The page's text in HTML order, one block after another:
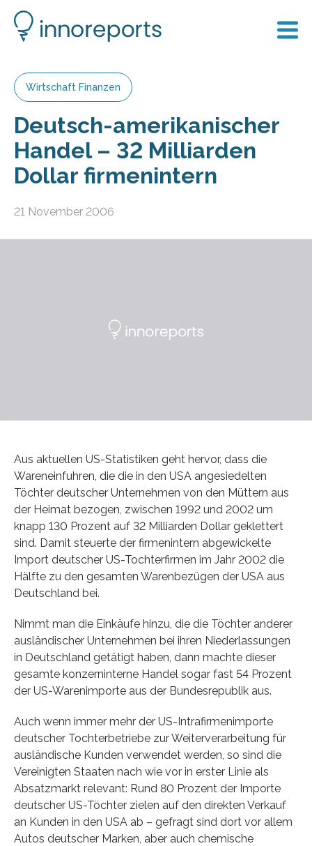
Wirtschaft Finanzen
Deutsch-amerikanischer
Handel – 32 Milliarden
Dollar firmenintern
21 November 2006
Aus aktuellen US-Statistiken geht hervor, dass die
Wareneinfuhren, die die in den USA angesiedelten
Töchter deutscher Unternehmen von den Müttern aus
der Heimat bezogen, zwischen 1992 und 2002 um
knapp 130 Prozent auf 32 Milliarden Dollar geklettert
sind. Damit steuerte der firmenintern abgewickelte
Import deutscher US-Tochterfirmen im Jahr 2002 die
Hälfte zu den gesamten Warenbezügen der USA aus
Deutschland bei.
Nimmt man die Einkäufe hinzu, die die Töchter anderer
ausländischer Unternehmen bei ihren Niederlassungen
in Deutschland getätigt haben, dann machte dieser
gesamte konzerninterne Handel sogar fast 54 Prozent
der US-Warenimporte aus der Bundesrepublik aus.
Auch wenn immer mehr der US-Intrafirmenimporte
deutscher Tochterbetriebe zur Weiterverarbeitung für
ausländische Kunden verwendet werden, so sind die
Vereinigten Staaten nach wie vor in erster Linie als
Absatzmarkt relevant: Rund 80 Prozent der Importe
deutscher US-Töchter zielen auf den direkten Verkauf
an Kunden in den USA ab – gefragt sind dort vor allem
Autos deutscher Marken, aber auch chemische